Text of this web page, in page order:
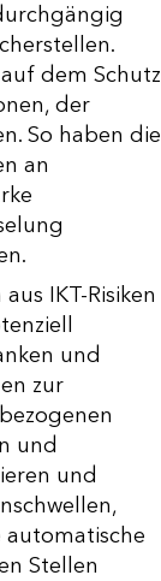
dem Schutz
der
So haben die
an
IKT-Risiken
und
zur
und
und
Stellen